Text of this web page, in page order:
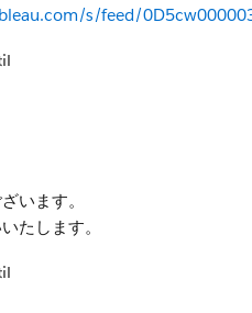
s/feed/
います。
たします。